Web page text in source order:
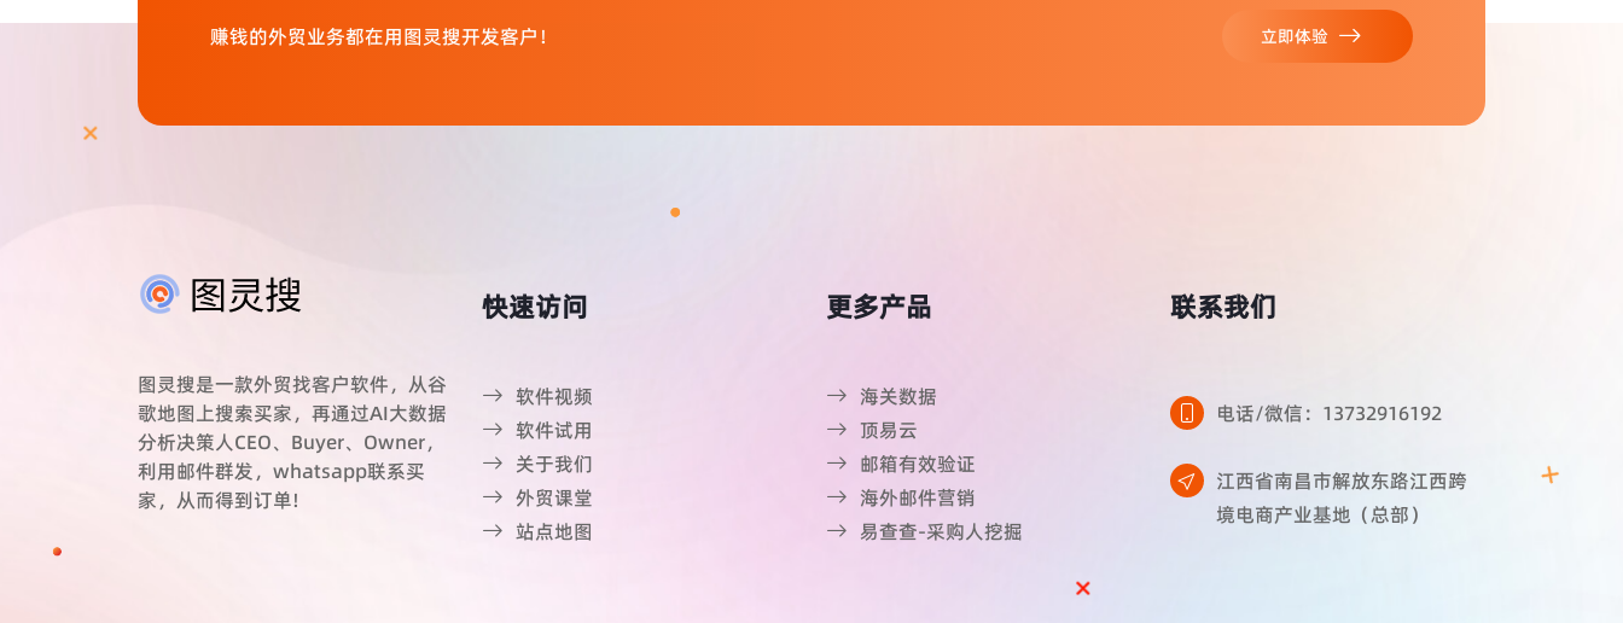
赚钱的外贸业务都在用图灵搜开发客户！ 立即体验
图灵搜是一款外贸找客户软件，从谷
歌地图上搜索买家，再通过AI大数据
分析决策人CEO、Buyer、Owner，
利用邮件群发，whatsapp联系买
家，从而得到订单!
快速访问
软件视频
软件试用
关于我们
外贸课堂
站点地图
更多产品
海关数据
顶易云
邮箱有效验证
海外邮件营销
易查查-采购人挖掘
联系我们
电话/微信：13732916192
江西省南昌市解放东路江西跨
境电商产业基地（总部）